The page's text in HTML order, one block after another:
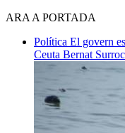
ARA A PORTADA
Política El govern
Ceuta Bernat